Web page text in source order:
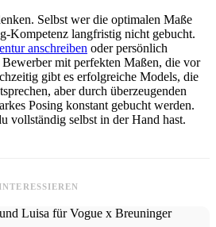
Selbst wer die optimalen Maße
Kompetenz langfristig nicht gebucht.
anschreiben oder persönlich
mit perfekten Maßen, die vor
gibt es erfolgreiche Models, die
aber durch überzeugenden
Posing konstant gebucht werden.
vollständig selbst in der Hand hast.